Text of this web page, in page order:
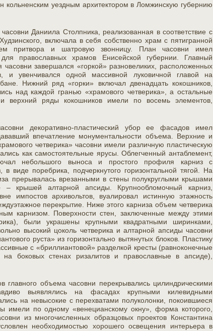
кольненским уездным архитектором в Ломжинскую губернию
Даниила Столпника, реализованная в соответствие с
включала в себя собственно храм с пятигранной
притвора и шатровую звонницу. План часовни имел
православных храмов Енисейской губернии. Главный
завершался «горкой» разновеликих, расположенных
и увенчивался одной массивной луковичной главой на
Нижний ряд «горки» включал двенадцать кокошников,
над каждой гранью «храмового четверика», а остальные
ряды кокошников имели по восемь элементов,
декоративно-пластический убор ее фасадов имел
впечатление монументальности объема. Верхние и
четверика» часовни имели различную пластическую
как самостоятельные ярусы. Облегченный антаблемент,
небольшого выноса и простого профиля карниз с
виде поребрика, подчеркнутого горизонтальной тягой. На
прерывалась врезанными в стены полукруглыми крышами
крышей алтарной апсиды. Крупнообломочный карниз,
импостов архивольтов, вуалировал истинную этажность
перекрытие. Ниже этого карниза объем четверика
карнизом. Поверхности стен, заключенные между этими
были украшены крупными квадратными ширинками,
высокий цоколь четверика и алтарной апсиды часовни
руста» из горизонтально вытянутых блоков. Пластику
с «бриллиантовой» разделкой кресты (равноконечные
на боковых стенах ризалитов и православные в апсиде),
главного объема часовни перекрывались цилиндрическими
выявлялись на фасадах крупными килевидными
на невысокие с перехватами полуколонки, покоившиеся
имели по одному «венецианскому окну», форма которого,
из многочисленных образцовых проектов Константина
необходимостью хорошего освещения интерьера в